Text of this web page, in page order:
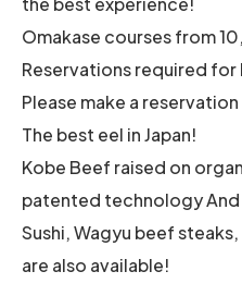
Omakase courses from
Reservations required for
Please make a
The best eel in Japan!
Kobe Beef raised on
patented technology And
Sushi, Wagyu beef
are also available!